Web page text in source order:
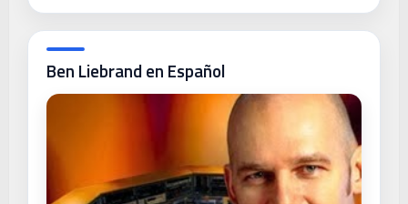
Ben Liebrand en Español